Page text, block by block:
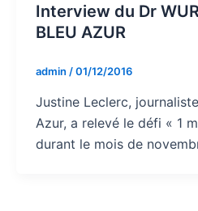
Interview du Dr
BLEU AZUR
admin /01/12/2016
Justine Leclerc,
Azur, a relevé le défi « 1
durant le mois de